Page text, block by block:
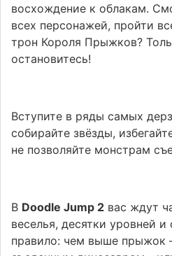
восхождение к облакам.
всех персонажей, пройти
трон Короля Прыжков?
остановитесь!
Вступите в ряды самых
собирайте звёзды,
не позволяйте монстрам
В Doodle Jump 2 вас ждут
веселья, десятки уровней
правило: чем выше